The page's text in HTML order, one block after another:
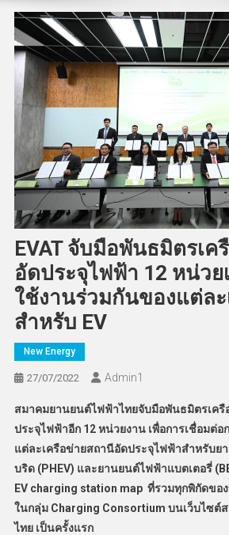
EVAT จับมือพันธมิตรเ
อัดประจุไฟฟ้า 12 หน่ว
ใช้งานร่วมกันของแต่ละ
สำหรับ EV
New Energy
27/07/2022 Admin​1
สมาคมยานยนต์ไฟฟ้าไทยจับมือพันธมิตรเครื
ประจุไฟฟ้าอีก 12 หน่วยงาน เพื่อการเชื่อมต่
แต่ละเครือข่ายสถานีอัดประจุไฟฟ้าสำหรับย
บริด (PHEV) และยานยนต์ไฟฟ้าแบตเตอรี่
EV charging station map ที่รวมทุกพิกัดขอ
ในกลุ่ม Charging Consortium บนเว็บไซต์
ไทย เป็นครั้งแรก